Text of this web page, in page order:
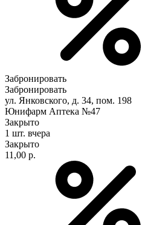
Забронировать
Забронировать
ул. Янковского, д. 34, пом. 198
Юнифарм Аптека №47
Закрыто
1 шт. вчера
Закрыто
11,00 р.